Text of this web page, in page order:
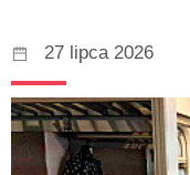
27 lipca 2026